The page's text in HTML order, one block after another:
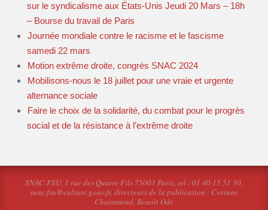
sur le syndicalisme aux États-Unis Jeudi 20 Mars – 18h
– Bourse du travail de Paris
Journée mondiale contre le racisme et le fascisme
samedi 22 mars
Motion extrême droite, congrès SNAC 2024
Mobilisons-nous le 18 juillet pour une vraie et urgente
alternance sociale
Faire le choix de la solidarité, du combat pour le progrès
social et de la résistance à l’extrême droite
SNAC-FSU, 1 rue des Quatre Fils 75003 Paris, tel : 01 40 15 51 30,
snac.fsu@culture.gouv.fr, directeurs de la publication : Corinne
Charamond, Benoît Ode